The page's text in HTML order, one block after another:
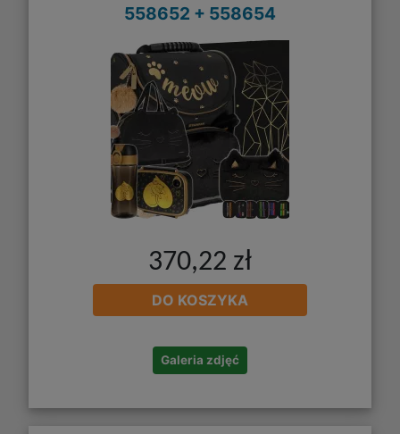
558652 + 558654
370,22 zł
DO KOSZYKA
Galeria zdjęć